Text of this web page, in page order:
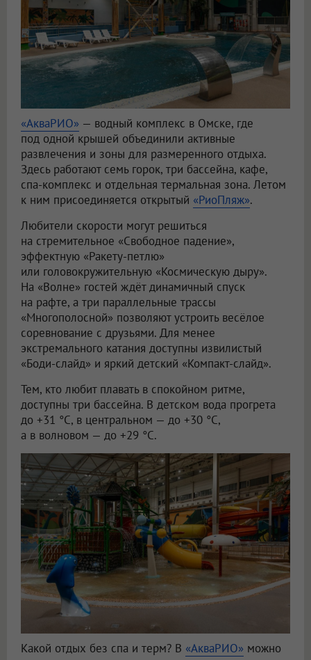
«АкваРИО» — водный комплекс в Омске, где
под одной крышей объединили активные
развлечения и зоны для размеренного отдыха.
Здесь работают семь горок, три бассейна, кафе,
спа-комплекс и отдельная термальная зона. Летом
к ним присоединяется открытый «РиоПляж».
Любители скорости могут решиться
на стремительное «Свободное падение»,
эффектную «Ракету-петлю»
или головокружительную «Космическую дыру».
На «Волне» гостей ждёт динамичный спуск
на рафте, а три параллельные трассы
«Многополосной» позволяют устроить весёлое
соревнование с друзьями. Для менее
экстремального катания доступны извилистый
«Боди-слайд» и яркий детский «Компакт-слайд».
Тем, кто любит плавать в спокойном ритме,
доступны три бассейна. В детском вода прогрета
до +31 °C, в центральном — до +30 °C,
а в волновом — до +29 °C.
Какой отдых без спа и терм? В «АкваРИО» можно